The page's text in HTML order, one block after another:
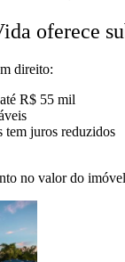
oferece
direito:
R$ 55 mil
tem juros reduzidos
no valor do